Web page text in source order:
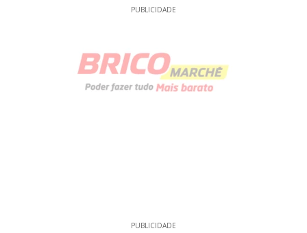
PUBLICIDADE
PUBLICIDADE